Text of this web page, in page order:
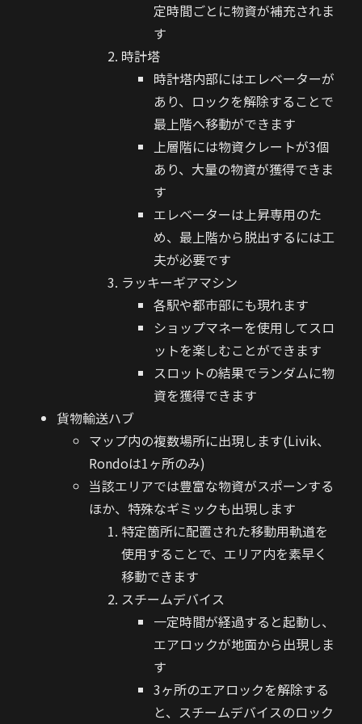
定時間ごとに物資が補充されま
す
時計塔
時計塔内部にはエレベーターが
あり、ロックを解除することで
最上階へ移動ができます
上層階には物資クレートが3個
あり、大量の物資が獲得できま
す
エレベーターは上昇専用のた
め、最上階から脱出するには工
夫が必要です
ラッキーギアマシン
各駅や都市部にも現れます
ショップマネーを使用してスロ
ットを楽しむことができます
スロットの結果でランダムに物
資を獲得できます
貨物輸送ハブ
マップ内の複数場所に出現します(Livik、
Rondoは1ヶ所のみ)
当該エリアでは豊富な物資がスポーンする
ほか、特殊なギミックも出現します
特定箇所に配置された移動用軌道を
使用することで、エリア内を素早く
移動できます
スチームデバイス
一定時間が経過すると起動し、
エアロックが地面から出現しま
す
3ヶ所のエアロックを解除する
と、スチームデバイスのロック